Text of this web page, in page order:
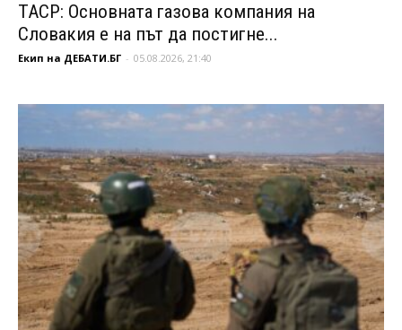
ТАСР: Основната газова компания на
Словакия е на път да постигне...
Екип на ДЕБАТИ.БГ - 05.08.2026, 21:40